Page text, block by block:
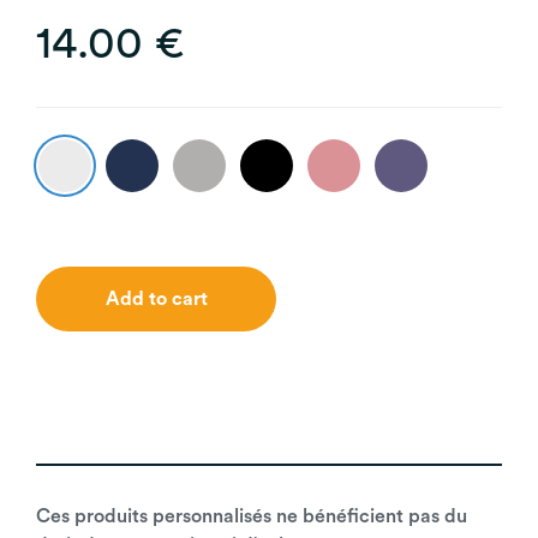
14.00 €
Add to cart
Ces produits personnalisés ne bénéficient pas du